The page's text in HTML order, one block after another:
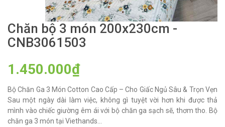
Chăn bộ 3 món 200x230cm -
CNB3061503
1.450.000₫
Bộ Chăn Ga 3 Món Cotton Cao Cấp – Cho Giấc Ngủ Sâu & Trọn Vẹn
Sau một ngày dài làm việc, không gì tuyệt vời hơn khi được thả
mình vào chiếc giường êm ái với bộ chăn ga sạch sẽ, thơm tho. Bộ
chăn ga 3 món tại Viethands...